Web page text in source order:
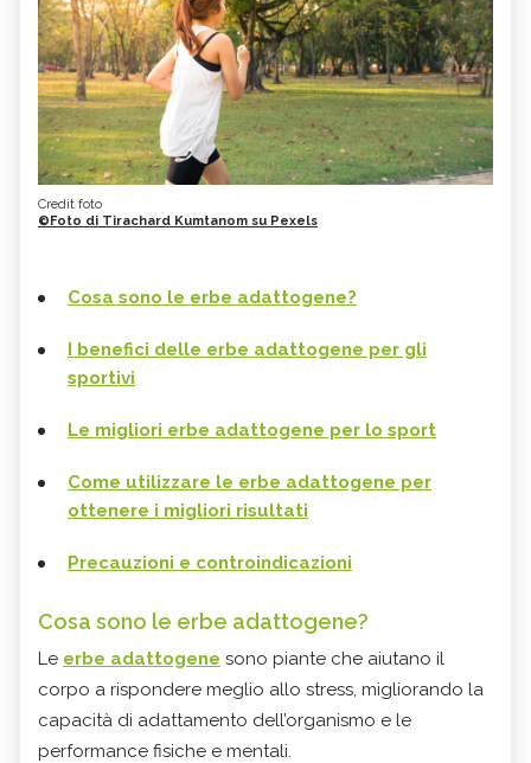
Credit foto
©Foto di Tirachard Kumtanom su Pexels
Cosa sono le erbe adattogene?
I benefici delle erbe adattogene per gli
sportivi
Le migliori erbe adattogene per lo sport
Come utilizzare le erbe adattogene per
ottenere i migliori risultati
Precauzioni e controindicazioni
Cosa sono le erbe adattogene?
Le erbe adattogene sono piante che aiutano il
corpo a rispondere meglio allo stress, migliorando la
capacità di adattamento dell’organismo e le
performance fisiche e mentali.